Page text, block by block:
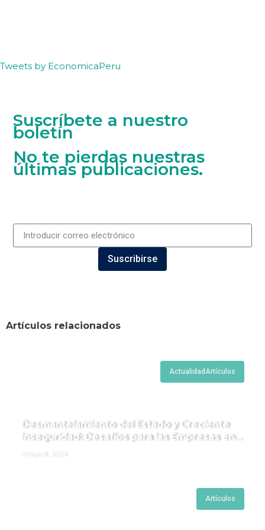
Tweets by EconomicaPeru
Suscríbete a nuestro
boletín
No te pierdas nuestras
últimas publicaciones.
Suscribirse
Artículos relacionados
ActualidadArtículos
Desmantelamiento del Estado y Creciente
Inseguridad: Desafíos para las Empresas en
Artículos